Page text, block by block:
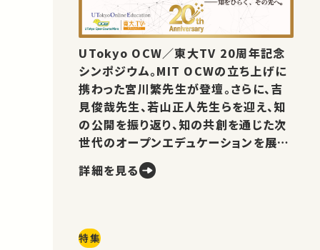
UTokyo OCW／東大TV 20周年記念
シンポジウム。MIT OCWの立ち上げに
携わった宮川繁先生が登壇。さらに、吉
見俊哉先生、若山正人先生らを迎え、知
の公開を振り返り、知の共創を通じた次
世代のオープンエデュケーションを展望
詳細を見る
特集